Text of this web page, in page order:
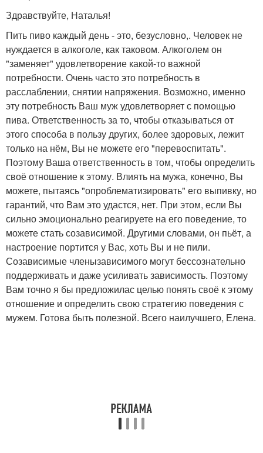
Здравствуйте, Наталья!
Пить пиво каждый день - это, безусловно,. Человек не
нуждается в алкоголе, как таковом. Алкоголем он
"заменяет" удовлетворение какой-то важной
потребности. Очень часто это потребность в
расслаблении, снятии напряжения. Возможно, именно
эту потребность Ваш муж удовлетворяет с помощью
пива. Ответственность за то, чтобы отказываться от
этого способа в пользу других, более здоровых, лежит
только на нём, Вы не можете его "перевоспитать".
Поэтому Ваша ответственность в том, чтобы определить
своё отношение к этому. Влиять на мужа, конечно, Вы
можете, пытаясь "опроблематизировать" его выпивку, но
гарантий, что Вам это удастся, нет. При этом, если Вы
сильно эмоционально реагируете на его поведение, то
можете стать созависимой. Другими словами, он пьёт, а
настроение портится у Вас, хоть Вы и не пили.
Созависимые членызависимого могут бессознательно
поддерживать и даже усиливать зависимость. Поэтому
Вам точно я бы предложилас целью понять своё к этому
отношение и определить свою стратегию поведения с
мужем. Готова быть полезной. Всего наилучшего, Елена.